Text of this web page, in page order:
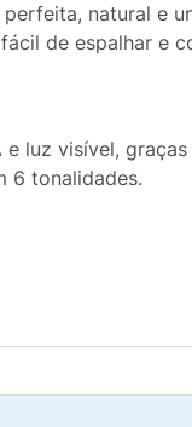
natural e
de espalhar e
luz visível, graças
6 tonalidades.